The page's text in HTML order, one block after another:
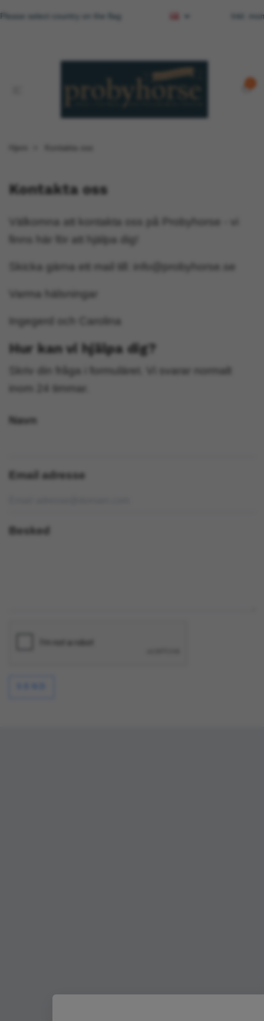
select country on the flag Inkl.
Kontakta oss
Välkomna att kontakta oss på Probyhorse - vi
finns här för att hjälpa dig!
Skicka gärna ett mail till: info@probyhorse.se
Varma hälsningar
Ingegerd och Carolina
Hur kan vi hjälpa dig?
Skriv din fråga i formuläret. Vi svarar normalt
inom 24 timmar.
Navn
Email adresse
Besked